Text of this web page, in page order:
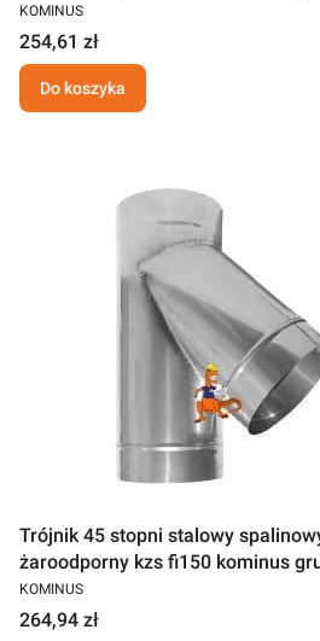
KOMINUS
254,61 zł
Do koszyka
Trójnik 45 stopni stalowy
żaroodporny kzs fi150 kominus
KOMINUS
264,94 zł